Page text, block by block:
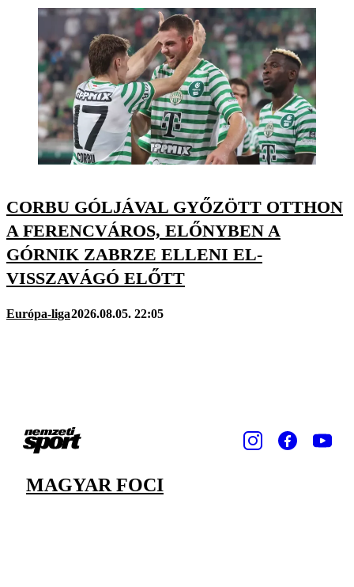
CORBU GÓLJÁVAL GYŐZÖTT OTTHON
A FERENCVÁROS, ELŐNYBEN A
GÓRNIK ZABRZE ELLENI EL-
VISSZAVÁGÓ ELŐTT
Európa-liga2026.08.05. 22:05
MAGYAR FOCI